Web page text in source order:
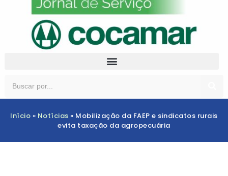
Início » Notícias » Mobilização da FAEP e sindicatos rurais
evita taxação da agropecuária